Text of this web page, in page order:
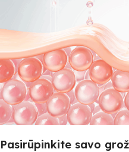
Pasirūpinkite savo